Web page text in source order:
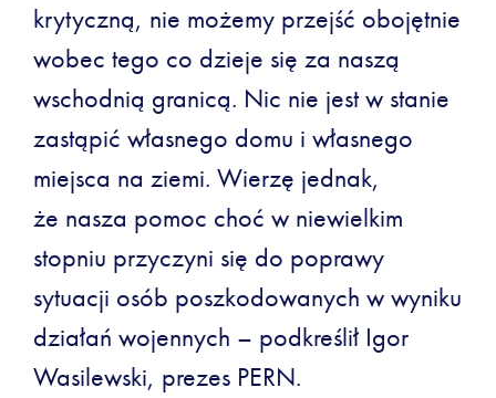
krytyczną, nie możemy przejść obojętnie
wobec tego co dzieje się za naszą
wschodnią granicą. Nic nie jest w stanie
zastąpić własnego domu i własnego
miejsca na ziemi. Wierzę jednak,
że nasza pomoc choć w niewielkim
stopniu przyczyni się do poprawy
sytuacji osób poszkodowanych w wyniku
działań wojennych – podkreślił Igor
Wasilewski, prezes PERN.